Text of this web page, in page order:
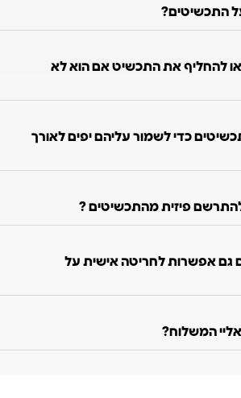
התכשיטים?
או להחליף את התכשיט אם הוא לא
כדי לשמור עליהם יפים לאורך
פיזית מהתכשיטים ?
גם אפשרות לחריטה אישית על
אליי המשלוח?